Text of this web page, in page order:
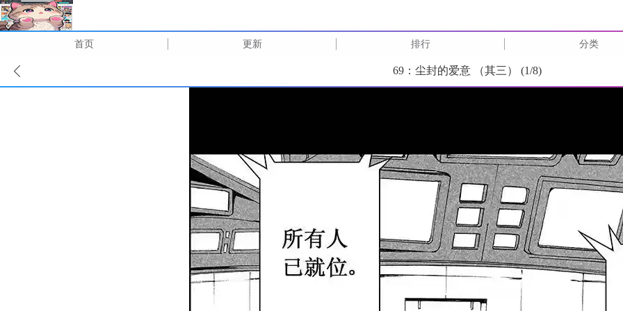
首页 更新 排行 分类
69：尘封的爱意 （其三） (1/8)